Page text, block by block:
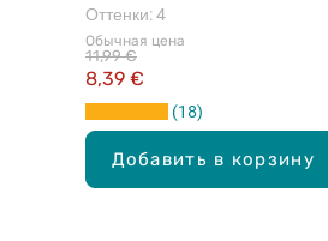
Добавить в корзину
пудра, 9г
Обычная цена
8,39 €
11,99 €
Оттенки: 4
18